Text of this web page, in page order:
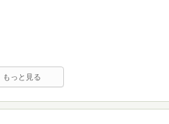
もっと見る